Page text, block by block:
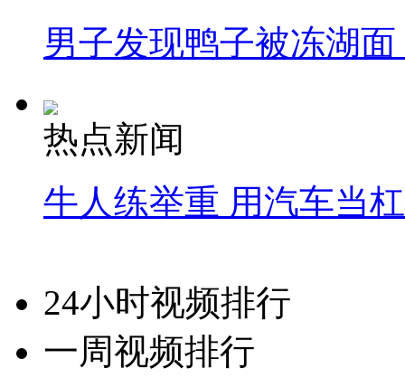
男子发现鸭子被冻湖
热点新闻
牛人练举重 用汽车当
24小时视频排行
一周视频排行